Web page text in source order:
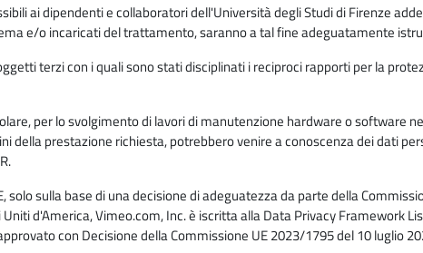
ai dipendenti e collaboratori dell'Università degli Studi di Firenze
e/o incaricati del trattamento, saranno a tal fine adeguatamente
terzi con i quali sono stati disciplinati i reciproci rapporti per la
per lo svolgimento di lavori di manutenzione hardware o software
della prestazione richiesta, potrebbero venire a conoscenza dei dati
sulla base di una decisione di adeguatezza da parte della
d'America, Vimeo.com, Inc. è iscritta alla Data Privacy Framework
con Decisione della Commissione UE 2023/1795 del 10 luglio